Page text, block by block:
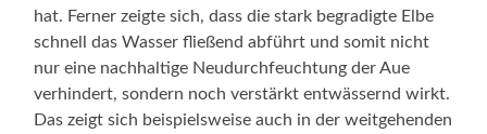
hat. Ferner zeigte sich, dass die stark begradigte Elbe
schnell das Wasser fließend abführt und somit nicht
nur eine nachhaltige Neudurchfeuchtung der Aue
verhindert, sondern noch verstärkt entwässernd wirkt.
Das zeigt sich beispielsweise auch in der weitgehenden